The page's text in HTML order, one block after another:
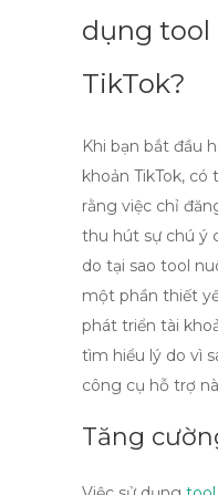
dụng tool
TikTok?
Khi bạn bắt đầu
khoản TikTok, có
rằng việc chỉ
thu hút sự chú ý
do tại sao tool
một phần thiết
phát triển tài
tìm hiểu lý do vì
công cụ hỗ trợ
Tăng